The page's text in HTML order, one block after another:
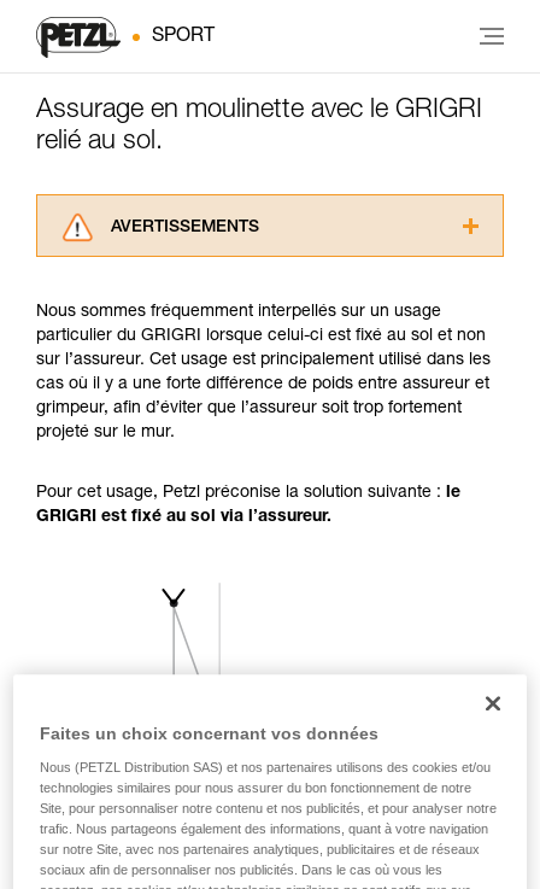
SPORT
Assurage en moulinette avec le GRIGRI
relié au sol.
AVERTISSEMENTS
consulter. Vous devez avoir compris les
informations de la notice technique pour
pouvoir comprendre ce complément
d’informations.
Maîtriser ces techniques nécessite une
formation et un entraînement spécifique. Validez
la manipulation, seul, en toute sécurité, avant
de la reproduire en autonomie.
que nous ne décrivons pas ici.
Nous sommes fréquemment interpellés sur un usage
particulier du GRIGRI lorsque celui-ci est fixé au sol et non
sur l’assureur. Cet usage est principalement utilisé dans les
cas où il y a une forte différence de poids entre assureur et
grimpeur, afin d’éviter que l’assureur soit trop fortement
projeté sur le mur.
Pour cet usage, Petzl préconise la solution suivante : le
GRIGRI est fixé au sol via l’assureur.
Faites un choix concernant vos données
Nous (PETZL Distribution SAS) et nos partenaires utilisons des cookies et/ou
technologies similaires pour nous assurer du bon fonctionnement de notre
Site, pour personnaliser notre contenu et nos publicités, et pour analyser notre
trafic. Nous partageons également des informations, quant à votre navigation
sur notre Site, avec nos partenaires analytiques, publicitaires et de réseaux
sociaux afin de personnaliser nos publicités. Dans le cas où vous les